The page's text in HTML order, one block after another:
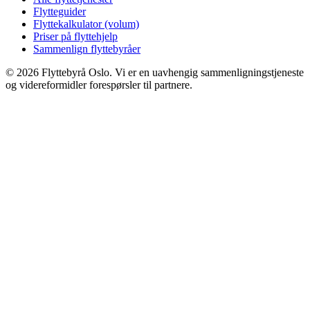
Flytteguider
Flyttekalkulator (volum)
Priser på flyttehjelp
Sammenlign flyttebyråer
© 2026 Flyttebyrå Oslo. Vi er en uavhengig sammenligningstjeneste
og videreformidler forespørsler til partnere.